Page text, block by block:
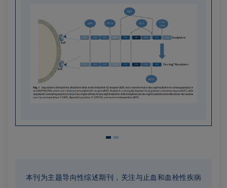
本刊为主题导向性综述期刊，关注与止血和血栓性疾病